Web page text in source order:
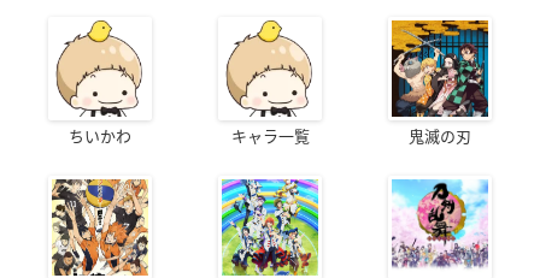
ちいかわ キャラ一覧 鬼滅の刃